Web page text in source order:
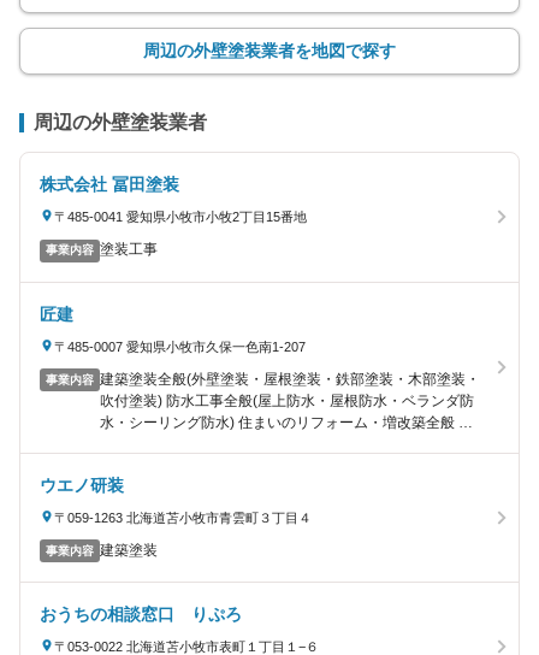
周辺の外壁塗装業者を地図で探す
周辺の外壁塗装業者
株式会社 冨田塗装
〒485-0041 愛知県小牧市小牧2丁目15番地
事業内容 塗装工事
匠建
〒485-0007 愛知県小牧市久保一色南1-207
事業内容 建築塗装全般(外壁塗装・屋根塗装・鉄部塗装・木部塗装・
吹付塗装) 防水工事全般(屋上防水・屋根防水・ベランダ防
水・シーリング防水) 住まいのリフォーム・増改築全般 エ
ウエノ研装
〒059-1263 北海道苫小牧市青雲町３丁目４
事業内容 建築塗装
おうちの相談窓口 りぷろ
〒053-0022 北海道苫小牧市表町１丁目１−６